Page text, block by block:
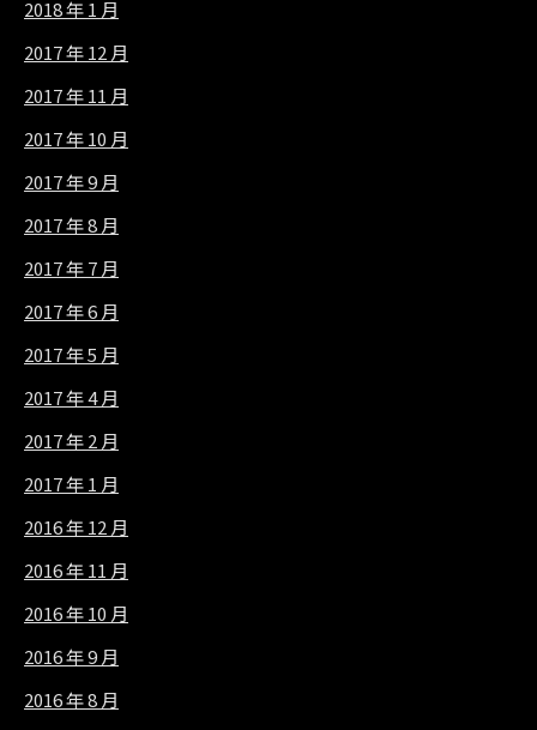
2018 年 1 月
2017 年 12 月
2017 年 11 月
2017 年 10 月
2017 年 9 月
2017 年 8 月
2017 年 7 月
2017 年 6 月
2017 年 5 月
2017 年 4 月
2017 年 2 月
2017 年 1 月
2016 年 12 月
2016 年 11 月
2016 年 10 月
2016 年 9 月
2016 年 8 月